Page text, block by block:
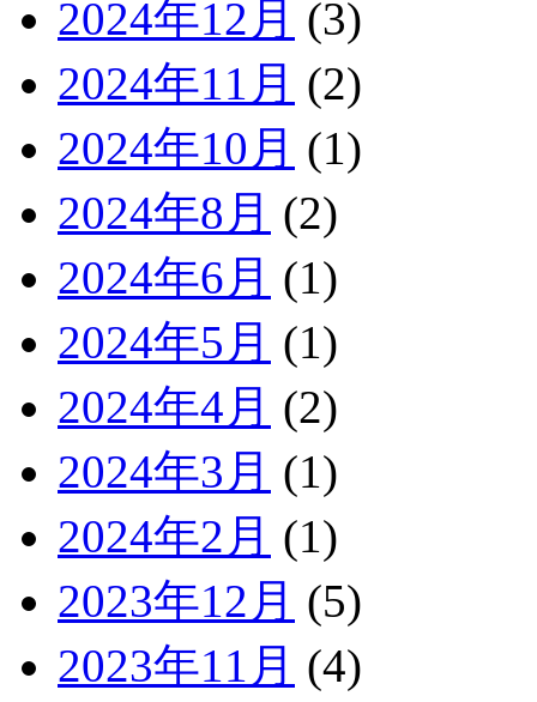
2024年12月 (3)
2024年11月 (2)
2024年10月 (1)
2024年8月 (2)
2024年6月 (1)
2024年5月 (1)
2024年4月 (2)
2024年3月 (1)
2024年2月 (1)
2023年12月 (5)
2023年11月 (4)